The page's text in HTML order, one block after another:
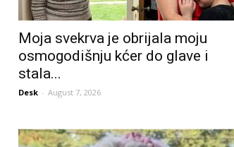
Moja svekrva je obrijala moju
osmogodišnju kćer do glave i
stala...
Desk - August 7, 2026